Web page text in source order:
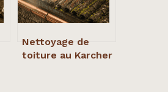
Nettoyage de
toiture au Karcher